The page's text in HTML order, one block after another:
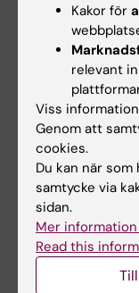
viktiga steg
behandlingar
Goodespriset
Goodes,
Nancy
World Wide
Professor
FINGER-
ledare för
Kakor för
relevant
Viss
Genom att
cookies.
Du kan när
samtycke via
sidan.
Mer
Read this